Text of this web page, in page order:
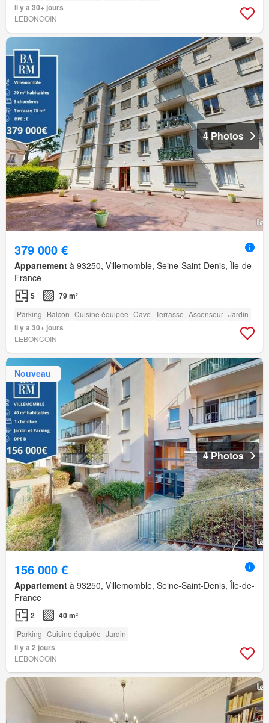
Il y a 30+ jours
LEBONCOIN
4 Photos
379 000 €
Appartement à 93250, Villemomble, Seine-Saint-Denis, Île-de-
France
5 79 m²
Parking Balcon Cuisine équipée Cave Terrasse Ascenseur Jardin
Il y a 30+ jours
LEBONCOIN
Nouveau
4 Photos
156 000 €
Appartement à 93250, Villemomble, Seine-Saint-Denis, Île-de-
France
2 40 m²
Parking Cuisine équipée Jardin
Il y a 2 jours
LEBONCOIN